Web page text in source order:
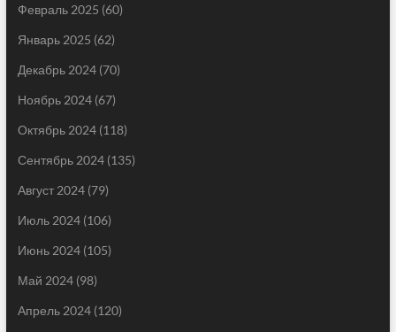
Февраль 2025 (60)
Январь 2025 (62)
Декабрь 2024(70)
Ноябрь 2024(67)
Октябрь 2024(118)
Сентябрь 2024(135)
Август 2024(79)
Июль 2024(106)
Июнь 2024(105)
Май 2024(98)
Апрель 2024(120)